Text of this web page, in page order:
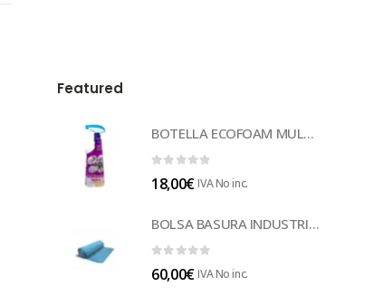
Featured
BOTELLA ECOFOAM MULTISUELOS (LECOF12)
18,00€ IVA No inc.
BOLSA BASURA INDUSTRIAL AZUL (B014A)
60,00€ IVA No inc.